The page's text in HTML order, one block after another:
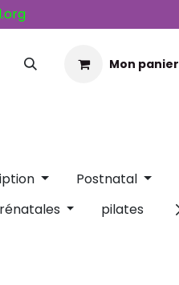
Mon panier
Postnatal